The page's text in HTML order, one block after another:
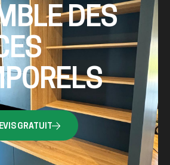
DES
GRATUIT